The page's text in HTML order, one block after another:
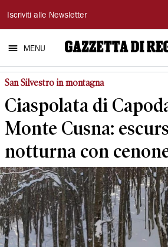
Gazzetta
di
Reggio
Iscriviti alle Newsletter
MENU
San Silvestro in montagna
Ciaspolata di
Monte Cusna:
notturna con